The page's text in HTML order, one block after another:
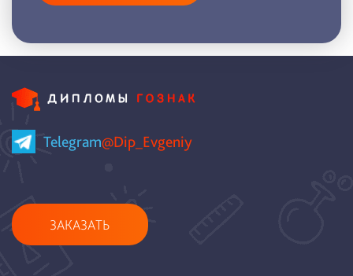
Telegram@Dip_Evgeniy
ЗАКАЗАТЬ